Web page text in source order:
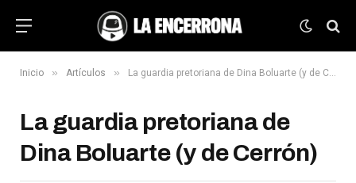
Inicio » Artículos » La guardia pretoriana de Dina Boluarte (y de Cerrón)
La guardia pretoriana de
Dina Boluarte (y de Cerrón)